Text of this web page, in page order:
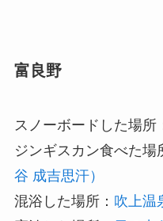
富良野
スノーボードした場所
ジンギスカン食べた場
谷 成吉思汗）
混浴した場所： 吹上温